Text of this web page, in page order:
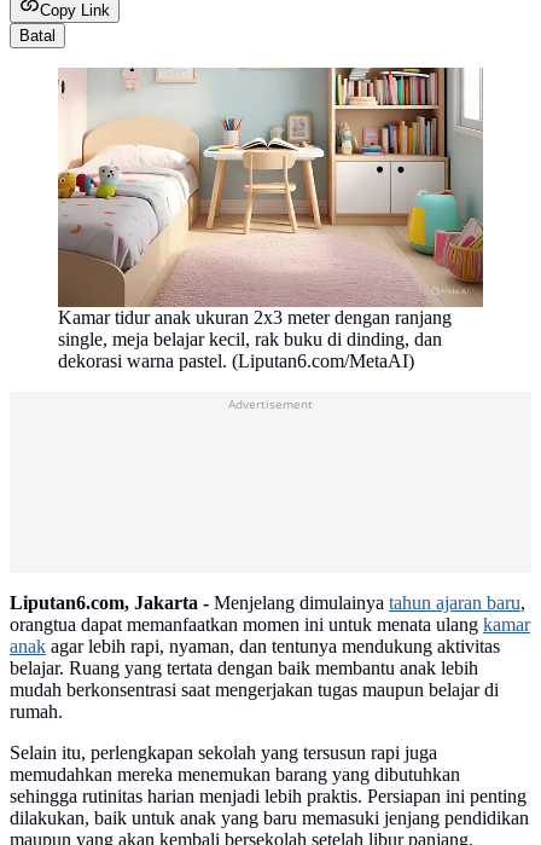
Copy Link
Batal
Kamar tidur anak ukuran 2x3 meter dengan ranjang
single, meja belajar kecil, rak buku di dinding, dan
dekorasi warna pastel. (Liputan6.com/MetaAI)
Liputan6.com, Jakarta - Menjelang dimulainya tahun ajaran baru,
orangtua dapat memanfaatkan momen ini untuk menata ulang kamar
anak agar lebih rapi, nyaman, dan tentunya mendukung aktivitas
belajar. Ruang yang tertata dengan baik membantu anak lebih
mudah berkonsentrasi saat mengerjakan tugas maupun belajar di
rumah.
Selain itu, perlengkapan sekolah yang tersusun rapi juga
memudahkan mereka menemukan barang yang dibutuhkan
sehingga rutinitas harian menjadi lebih praktis. Persiapan ini penting
dilakukan, baik untuk anak yang baru memasuki jenjang pendidikan
maupun yang akan kembali bersekolah setelah libur panjang.